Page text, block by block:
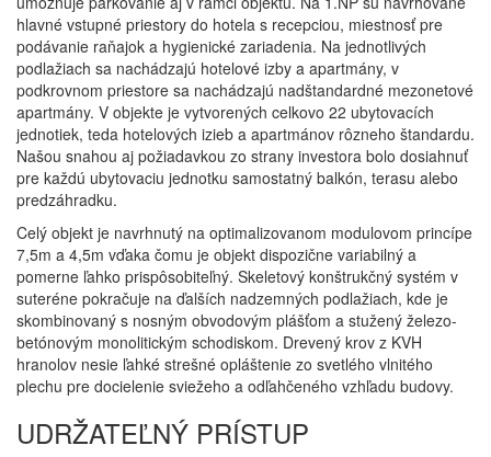
hlavné vstupné priestory do hotela s recepciou, miestnosť pre
podávanie raňajok a hygienické zariadenia. Na jednotlivých
podlažiach sa nachádzajú hotelové izby a apartmány, v
podkrovnom priestore sa nachádzajú nadštandardné mezonetové
apartmány. V objekte je vytvorených celkovo 22 ubytovacích
jednotiek, teda hotelových izieb a apartmánov rôzneho štandardu.
Našou snahou aj požiadavkou zo strany investora bolo dosiahnuť
pre každú ubytovaciu jednotku samostatný balkón, terasu alebo
predzáhradku.
Celý objekt je navrhnutý na optimalizovanom modulovom princípe
7,5m a 4,5m vďaka čomu je objekt dispozične variabilný a
pomerne ľahko prispôsobiteľný. Skeletový konštrukčný systém v
suteréne pokračuje na ďalších nadzemných podlažiach, kde je
skombinovaný s nosným obvodovým plášťom a stužený železo-
betónovým monolitickým schodiskom. Drevený krov z KVH
hranolov nesie ľahké strešné opláštenie zo svetlého vlnitého
plechu pre docielenie sviežeho a odľahčeného vzhľadu budovy.
UDRŽATEĽNÝ PRÍSTUP